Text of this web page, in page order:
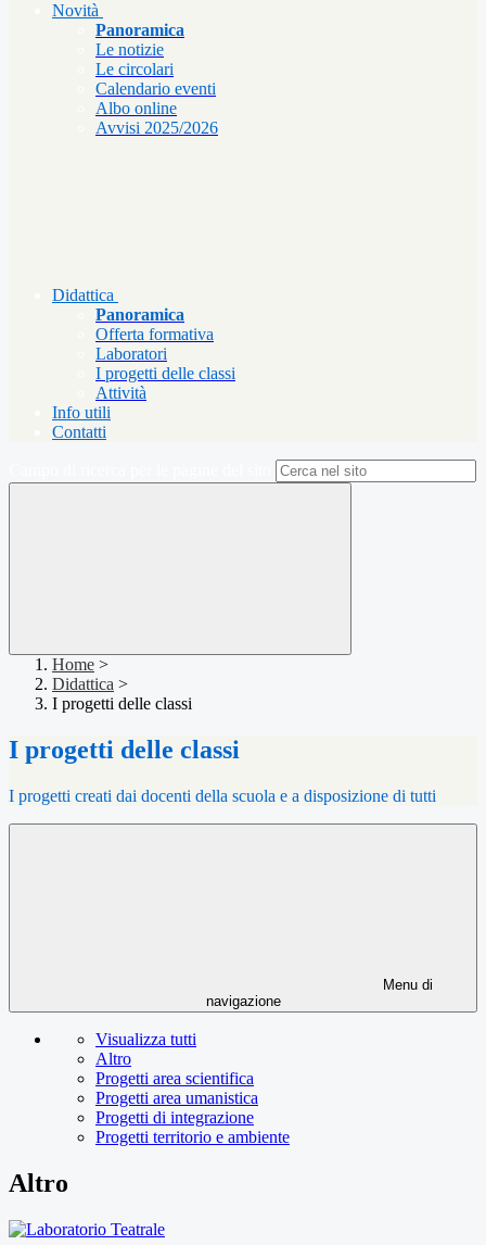
Novità
Panoramica
Le notizie
Le circolari
Calendario eventi
Albo online
Avvisi 2025/2026
Didattica
Panoramica
Offerta formativa
Laboratori
I progetti delle classi
Attività
Info utili
Contatti
Home >
Didattica >
I progetti delle classi
I progetti delle classi
I progetti creati dai docenti della scuola e a disposizione di tutti
Menu di
navigazione
Visualizza tutti
Altro
Progetti area scientifica
Progetti area umanistica
Progetti di integrazione
Progetti territorio e ambiente
Altro